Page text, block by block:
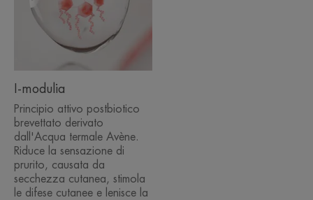
• ANTI-PRURITO** grazie a I-modulia®
• LIPORESTITUTIVO grazie a un complesso
nutritivo altamente concentrato, ricco di acidi grassi
• LENITIVO grazie all’Acqua termale Avène
I-modulia
Principio attivo postbiotico
brevettato derivato
dall'Acqua termale Avène.
Riduce la sensazione di
prurito, causata da
secchezza cutanea, stimola
le difese cutanee e lenisce la